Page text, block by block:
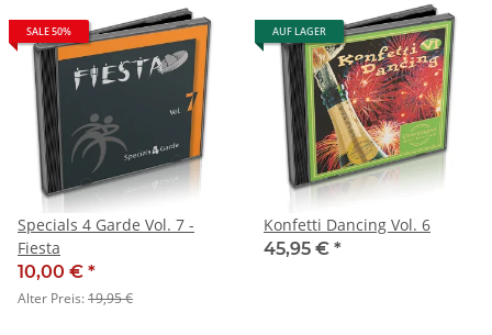
SALE 50%
Specials 4 Garde Vol. 7 -
Fiesta
10,00 € *
Alter Preis:19,95 €
AUF LAGER
Konfetti Dancing Vol. 6
45,95 € *